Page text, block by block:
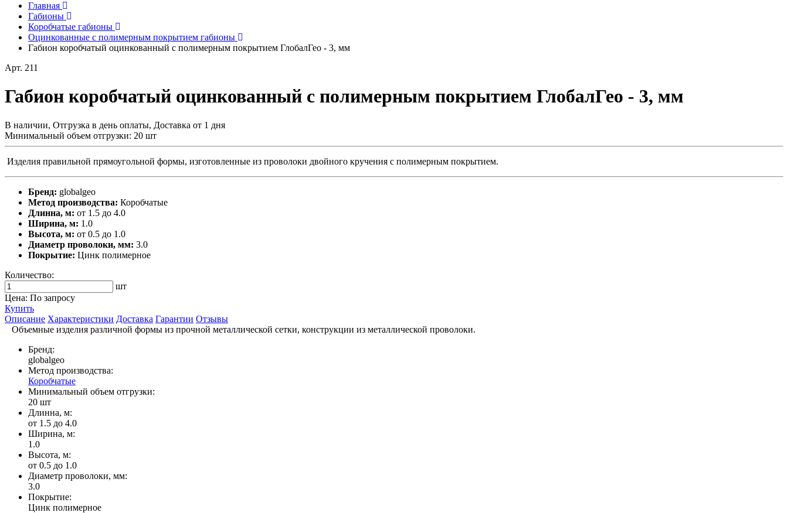
Главная
Габионы
Коробчатые габионы
Оцинкованные с полимерным покрытием габионы
Габион коробчатый оцинкованный с полимерным покрытием ГлобалГео - 3, мм
Арт. 211
Габион коробчатый оцинкованный с полимерным покрытием ГлобалГео - 3, мм
В наличии, Отгрузка в день оплаты, Доставка от 1 дня
Минимальный объем отгрузки: 20 шт
Изделия правильной прямоугольной формы, изготовленные из проволоки двойного кручения с полимерным покрытием.
Бренд: globalgeo
Метод производства: Коробчатые
Длинна, м: от 1.5 до 4.0
Ширина, м: 1.0
Высота, м: от 0.5 до 1.0
Диаметр проволоки, мм: 3.0
Покрытие: Цинк полимерное
Количество:
шт
Цена: По запросу
Купить
Описание Характеристики Доставка Гарантии Отзывы
Объемные изделия различной формы из прочной металлической сетки, конструкции из металлической проволоки.
Бренд:
globalgeo
Метод производства:
Коробчатые
Минимальный объем отгрузки:
20 шт
Длинна, м:
от 1.5 до 4.0
Ширина, м:
1.0
Высота, м:
от 0.5 до 1.0
Диаметр проволоки, мм:
3.0
Покрытие:
Цинк полимерное